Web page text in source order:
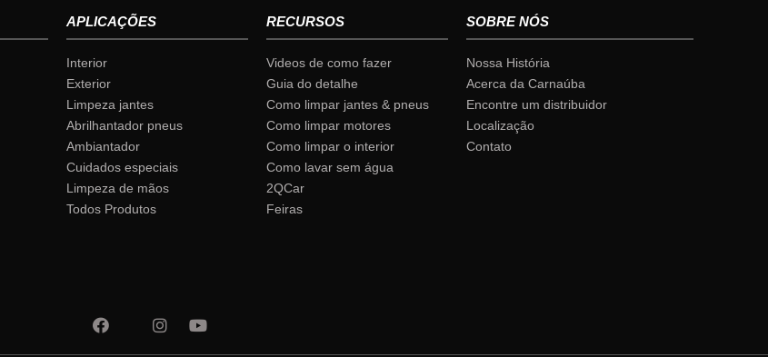
APLICAÇÕES
Interior
Exterior
Limpeza jantes
Abrilhantador pneus
Ambiantador
Cuidados especiais
Limpeza de mãos
Todos Produtos
RECURSOS
Videos de como fazer
Guia do detalhe
Como limpar jantes & pneus
Como limpar motores
Como limpar o interior
Como lavar sem água
2QCar
Feiras
SOBRE NÓS
Nossa História
Acerca da Carnaúba
Encontre um distribuidor
Localização
Contato